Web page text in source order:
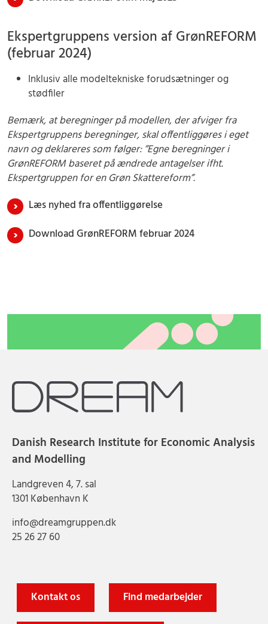
Ekspertgruppens version af GrønREFORM
(februar 2024)
Inklusiv alle modeltekniske forudsætninger og
stødfiler
Bemærk, at beregninger på modellen, der afviger fra
Ekspertgruppens beregninger, skal offentliggøres i eget
navn og deklareres som følger: ”Egne beregninger i
GrønREFORM baseret på ændrede antagelser ifht.
Ekspertgruppen for en Grøn Skattereform”.
Læs nyhed fra offentliggørelse
Download GrønREFORM februar 2024
Danish Research Institute for Economic Analysis
and Modelling
Landgreven 4, 7. sal
1301 København K
info@dreamgruppen.dk
25 26 27 60
Kontakt os Find medarbejder